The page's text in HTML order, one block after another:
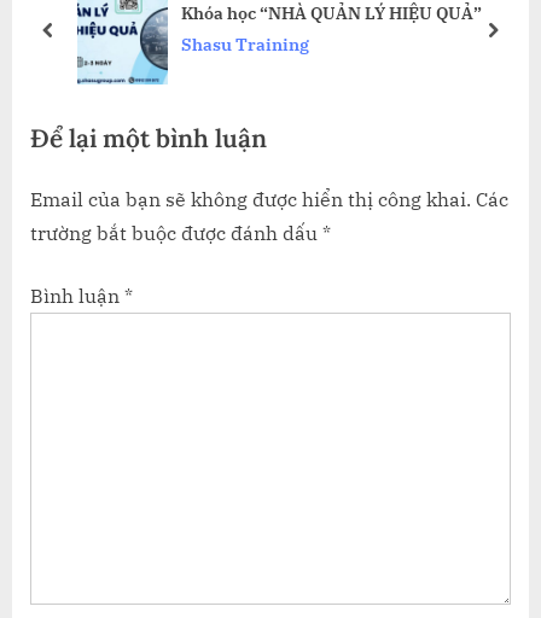
P
t
Khóa học “NHÀ QUẢN LÝ HIỆU QUẢ”
Shasu Training
prev next
Để lại một bình luận
Email của bạn sẽ không được hiển thị công khai. Các
trường bắt buộc được đánh dấu *
Bình luận *